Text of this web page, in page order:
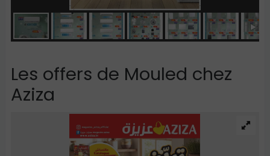
Les offers de Mouled chez
Aziza